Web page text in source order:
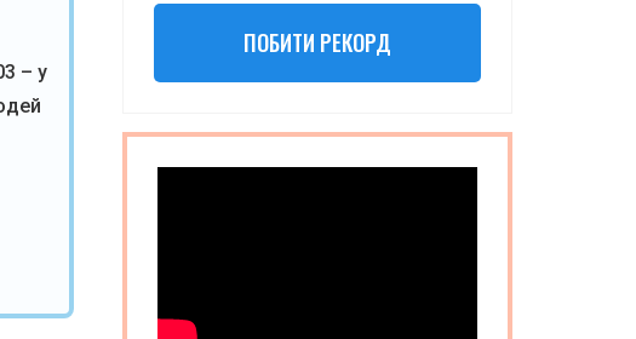
– у
ПОБИТИ РЕКОРД